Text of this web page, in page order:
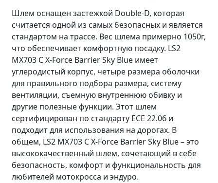
Шлем оснащен застежкой Double-D, которая
считается одной из самых безопасных и является
стандартом на трассе. Вес шлема примерно 1050г,
что обеспечивает комфортную посадку. LS2
MX703 C X-Force Barrier Sky Blue имеет
углеродистый корпус, четыре размера оболочки
для правильного подбора размера, систему
вентиляции, съемную внутреннюю обивку и
другие полезные функции. Этот шлем
сертифицирован по стандарту ECE 22.06 и
подходит для использования на дорогах. В
общем, LS2 MX703 C X-Force Barrier Sky Blue – это
высококачественный шлем, сочетающий в себе
безопасность, комфорт и функциональность для
любителей мотокросса и эндуро.